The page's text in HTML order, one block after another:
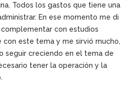
Todos los gastos que tiene una
En ese momento me di
con estudios
con este tema y me sirvió mucho,
seguir creciendo en el tema de
tener la operación y la